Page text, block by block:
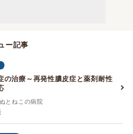
ー記事
の治療～再発性膿皮症と薬剤耐性
とねこの病院